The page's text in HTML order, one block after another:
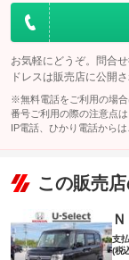
お気軽にどうぞ。問合
ドレスは販売店に公開さ
※無料電話をご利用の場
番号ご利用の際の注意点は
IP電話、ひかり電話からは
この販売
支
(税